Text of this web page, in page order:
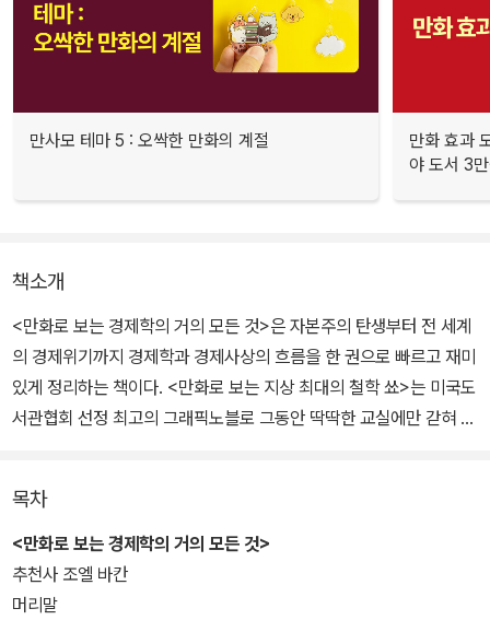
만사모 테마 5 : 오싹한 만화의 계절
만화 효과
야 도서 3
책소개
<만화로 보는 경제학의 거의 모든 것>은 자본주의 탄생부터 전 세계
의 경제위기까지 경제학과 경제사상의 흐름을 한 권으로 빠르고 재미
있게 정리하는 책이다. <만화로 보는 지상 최대의 철학 쑈>는 미국도
서관협회 선정 최고의 그래픽노블로 그동안 딱딱한 교실에만 갇혀 있
마지막으로 <만화로 보는 하워드 진의 미국사>에서는 미국이 아메리
카 원주민들을 몰아내고 아메리카 대륙을 정복한 초기 역사에서부터
2001년 9.11 테러가 일어나기까지, 조용하고 은밀하게 진행되어 온
목차
<만화로 보는 경제학의 거의 모든 것>
추천사 조엘 바칸
머리말